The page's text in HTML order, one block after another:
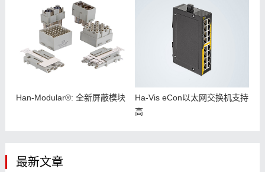
Han-Modular®: 全新屏蔽模块
Ha-Vis eCon以太网交换机支持
高
最新文章